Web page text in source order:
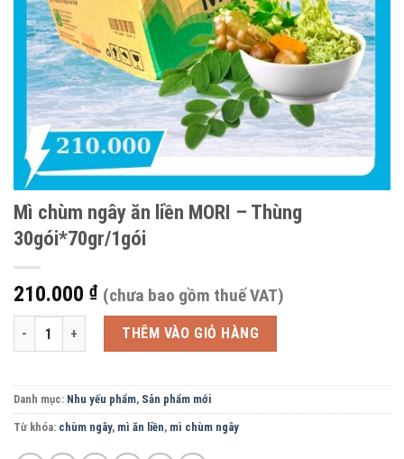
Mì chùm ngây ăn liền MORI – Thùng
30gói*70gr/1gói
210.000 ₫ (chưa bao gồm thuế VAT)
Mì chùm ngây ăn liền MORI - Thùng 30gói*70gr/1gói số lượng
THÊM VÀO GIỎ HÀNG
Danh mục: Nhu yếu phẩm, Sản phẩm mới
Từ khóa: chùm ngây, mì ăn liền, mì chùm ngây